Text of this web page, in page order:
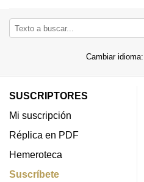
Cambiar idioma:
SUSCRIPTORES
Mi suscripción
Réplica en PDF
Hemeroteca
Suscríbete